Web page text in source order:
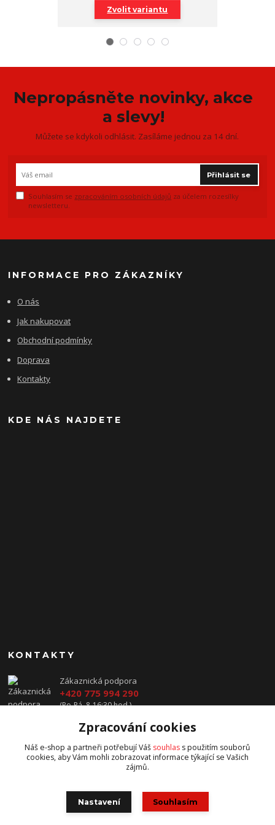
Zvolit variantu
Nepropásněte novinky, akce
a slevy!
Můžete se kdykoli odhlásit. Zasíláme jednou za 14 dní.
Přihlásit se
Souhlasím se zpracováním osobních údajů za účelem rozesílky
newsletteru.
INFORMACE PRO ZÁKAZNÍKY
O nás
Jak nakupovat
Obchodní podmínky
Doprava
Kontakty
KDE NÁS NAJDETE
KONTAKTY
Zákaznická podpora
+420 775 994 290
(Po-Pá, 8-16:30 hod.)
prodej@jawavysocina.cz
Zpracování cookies
Náš e-shop a partneři potřebují Váš souhlas s použitím souborů
cookies, aby Vám mohli zobrazovat informace týkající se Vašich
zájmů.
Nastavení Souhlasím